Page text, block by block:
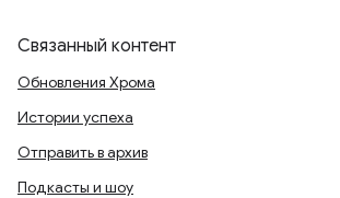
Связанный контент
Обновления Хрома
Истории успеха
Отправить в архив
Подкасты и шоу